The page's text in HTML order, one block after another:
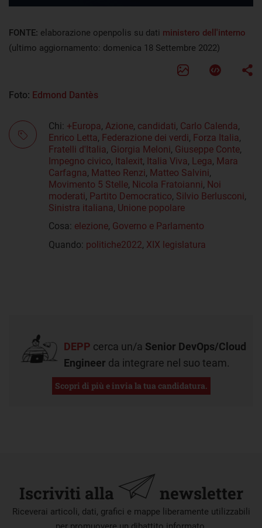
FONTE: elaborazione openpolis su dati ministero dell'interno
(ultimo aggiornamento: domenica 18 Settembre 2022)
Foto: Edmond Dantès
Chi: +Europa, Azione, candidati, Carlo Calenda,
Enrico Letta, Federazione dei verdi, Forza Italia,
Fratelli d'Italia, Giorgia Meloni, Giuseppe Conte,
Impegno civico, Italexit, Italia Viva, Lega, Mara
Carfagna, Matteo Renzi, Matteo Salvini,
Movimento 5 Stelle, Nicola Fratoianni, Noi
moderati, Partito Democratico, Silvio Berlusconi,
Sinistra italiana, Unione popolare
Cosa: elezione, Governo e Parlamento
Quando: politiche2022, XIX legislatura
DEPP cerca un/a Senior DevOps/Cloud
Engineer da integrare nel suo team.
Scopri di più e invia la tua candidatura.
Iscriviti alla newsletter
Riceverai articoli, dati, grafici e mappe liberamente utilizzabili